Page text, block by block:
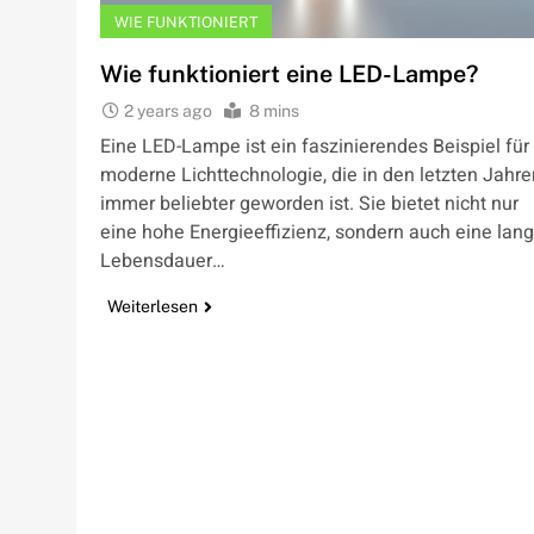
WIE FUNKTIONIERT
Wie funktioniert eine LED-Lampe?
2 years ago 8 mins
Eine LED-Lampe ist ein faszinierendes Beispiel für
moderne Lichttechnologie, die in den letzten
immer beliebter geworden ist. Sie bietet nicht nur
eine hohe Energieeffizienz, sondern auch eine
Lebensdauer…
Weiterlesen